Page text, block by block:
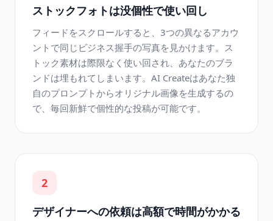
ストックフォトは没個性で使い回し
フィードをスクロールすると、3つの異なるアカウ
ントで同じビジネス握手の写真を見かけます。ス
トック素材は際限なく使い回され、あなたのブラ
ンドは埋もれてしまいます。AI Createはあなた独
自のプロンプトからオリジナル画像を生成するの
で、毎回新鮮で個性的な投稿が可能です。
2
デザイナーへの依頼は高額で時間がかかる